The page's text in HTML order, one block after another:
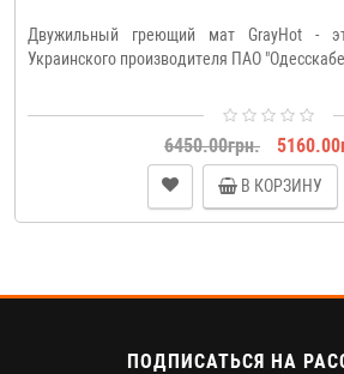
Двужильный греющий мат GrayHot -
Украинского производителя ПАО
6450.00грн.
В КОРЗИНУ
ПОДПИСАТЬСЯ НА